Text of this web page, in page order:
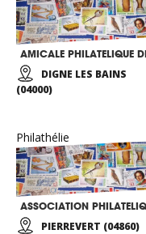
DIGNE LES BAINS
(04000)
Philathélie
PIERREVERT (04860)